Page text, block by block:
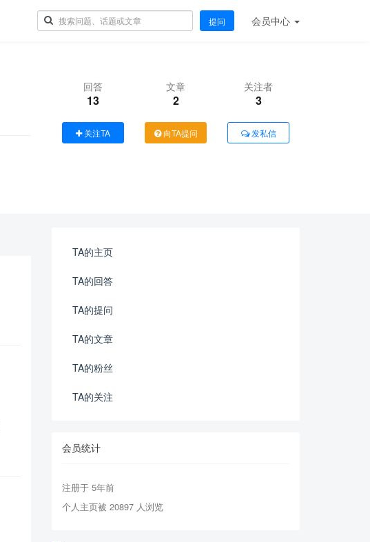
提问 会员中心
回答
13
文章
2
关注者
3
关注TA 向TA提问 发私信
TA的主页
TA的回答
TA的提问
TA的文章
TA的粉丝
TA的关注
会员统计
注册于 5年前
个人主页被 20897 人浏览